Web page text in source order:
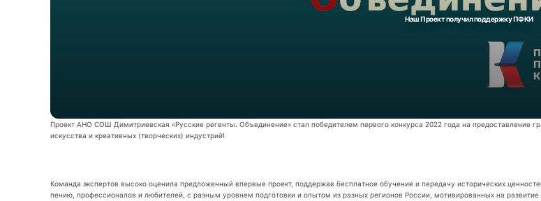
Наш Проект получил поддержку ПФКИ
Проект АНО СОШ Димитриевская «Русские регенты. Объединение» стал победителем первого конкурса 2022 года на предоставление
искусства и креативных (творческих) индустрий!
Команда экспертов высоко оценила предложенный впервые проект, поддержав бесплатное обучение и передачу исторических
пению, профессионалов и любителей, с разным уровнем подготовки и опытом из разных регионов России, мотивированных на